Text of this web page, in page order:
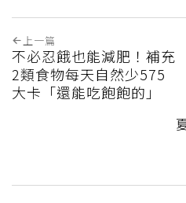
上一篇
不必忍餓也能減肥！補充
2類食物每天自然少575
大卡「還能吃飽飽的」